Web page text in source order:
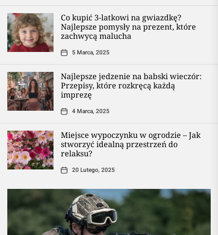
Co kupić 3-latkowi na gwiazdkę?
Najlepsze pomysły na prezent, które
zachwycą malucha
5 Marca, 2025
Najlepsze jedzenie na babski wieczór:
Przepisy, które rozkręcą każdą
imprezę
4 Marca, 2025
Miejsce wypoczynku w ogrodzie – Jak
stworzyć idealną przestrzeń do
relaksu?
20 Lutego, 2025